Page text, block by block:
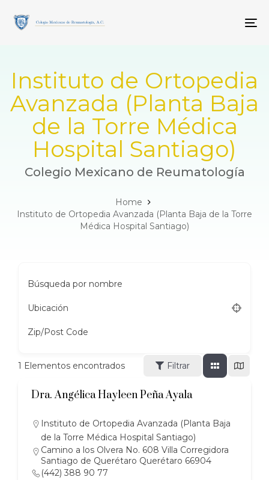
links
primary
content
Instituto de Ortopedia
Avanzada (Planta Baja
de la Torre Médica
Hospital Santiago)
Colegio Mexicano de Reumatología
Home
Instituto de Ortopedia Avanzada (Planta Baja de la Torre
Médica Hospital Santiago)
Búsqueda por nombre
Ubicación
Zip/Post Code
1 Elementos encontrados Filtrar
Dra. Angélica Hayleen Peña Ayala
Instituto de Ortopedia Avanzada (Planta Baja
de la Torre Médica Hospital Santiago)
Camino a los Olvera No. 608 Villa Corregidora
Santiago de Querétaro Querétaro 66904
(442) 388 90 77